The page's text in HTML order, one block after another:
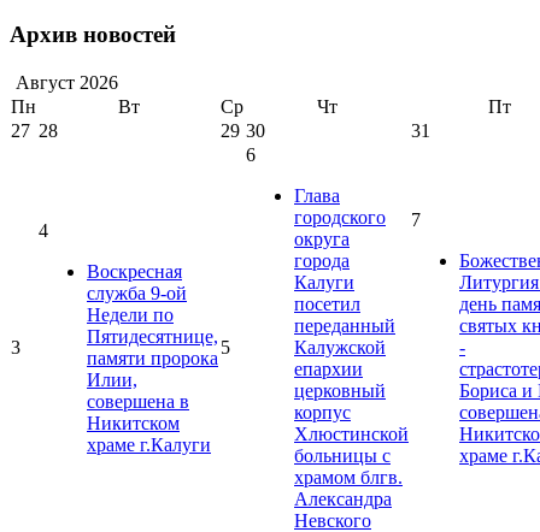
Архив новостей
Август 2026
Пн
Вт Ср Чт
Пт
27 28 29 30 31
3
4
Воскресная
служба 9-ой
Недели по
Пятидесятнице,
памяти пророка
Илии,
совершена в
Никитском
храме г.Калуги
5
6
Глава
городского
округа
города
Калуги
посетил
переданный
Калужской
епархии
церковный
корпус
Хлюстинской
больницы с
храмом блгв.
Александра
Невского
7
день
святых
-
Бориса и
храме